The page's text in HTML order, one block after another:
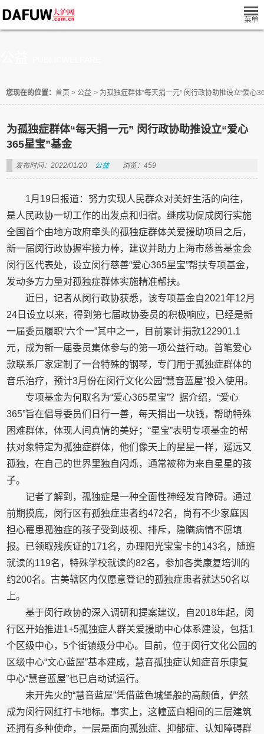
您现在的位置： 首页 > 公益 > 为孤独症群体“每天捐一元” 闵行政协助推设立“爱心
为孤独症群体“每天捐一元” 闵行政协助推设立“爱心
365星宝”基金
发布时间：2022/01/20 公益 浏览：459
1月19日报道：努力实现人民群众对美好生活的向往，
是人民政协一切工作的出发点和归宿。继成功促成闵行实施
全国首个由地方政府牵头的孤独症群体关爱援助项目之后，
新一届闵行政协握牢接力棒，建议并助力上海市慈善基金会
闵行区代表处，设立闵行慈善“爱心365星宝”帮扶专项基金，
发动多方力量对孤独症群体实施精准帮扶。
近日，记者从闵行政协获悉，该专项基金自2021年12月
24日设立以来，得到第七届政协委员的积极响应，已经是新
一届委员履职“六个一”其中之一，目前累计捐款122901.1
元，成为新一届委员集体参与的第一项公益行动。首笔爱心
款联系厂家定制了一台特殊的钢琴，专门用于孤独症群体的
音乐治疗，预计3月份在闵行文化公园“慧音蓝屋”投入使用。
专项基金为何取名为“爱心365星宝”？据介绍，“爱心
365”旨在倡导委员们日行一善，每天捐出一块钱，帮助特殊
困难群体，体现人间真情的美好；“星宝”表明专项基金的帮
扶对象特定为孤独症群体，他们像天上的星星一样，遥远又
孤独，在自己的世界里独自闪烁，通常被称为来自星星的孩
子。
记者了解到，孤独症是一种全面性神经发育障碍。通过
前期摸底，闵行区有孤独症患者约472名，尚有不少家庭因
担心罹患孤独症的孩子受到歧视、排斥，隐瞒病情不愿填
报。已领取残疾证的171名，办理阳光宝宝卡的143名，随班
就读的119名，特殊学校就读的82名，参加各类康复培训的
约200名。古美辖区内仅愿意登记的孤独症患者就达50名以
上。
基于闵行政协的深入调研和提案建议，自2018年起，闵
行区开始推进1+5孤独症人群关爱援助中心体系建设，包括1
个区级中心，5个街镇级分中心。目前，位于闵行文化公园的
区级中心“文心蓝屋”基本建成，慧音孤独症认知症音乐康复
中心“慧音蓝屋”也已启动试运行。
未开先火的“慧音蓝屋”凭借蓝色城堡般的高颜值，俨然
成为闵行网红打卡地标。事实上，这幢蓝白相间的三层建筑
还拥有多种使命，一层是面向孤独症、抑郁症、认知障碍群